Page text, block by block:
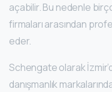
açabilir. Bu nedenle
firmaları arasından
eder.
Schengate olarak
danışmanlık